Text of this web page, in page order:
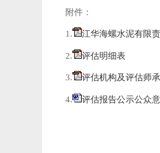
附件：
1. 江华海螺水泥有限
2. 评估明细表
3. 评估机构及评估师
4. 评估报告公示公众